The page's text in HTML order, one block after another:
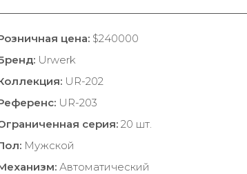
цена: $240000
Urwerk
UR-202
UR-203
серия: 20 шт.
Мужской
Автоматический